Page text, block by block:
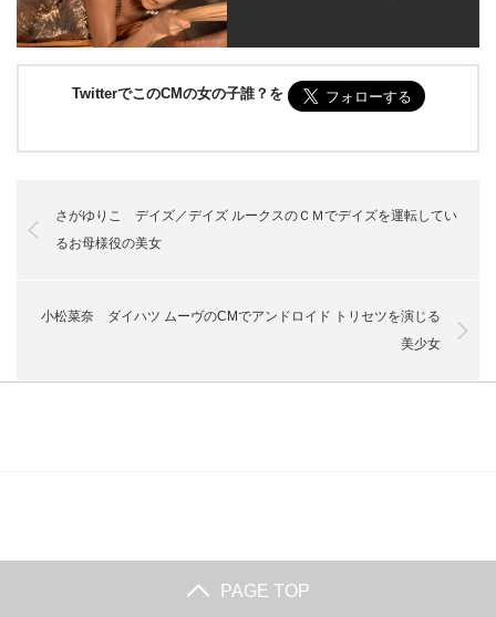
TwitterでこのCMの女の子誰？を
さがゆりこ デイズ／デイズ ルークスのＣＭでデイズを運転してい
るお母様役の美女
小松菜奈 ダイハツ ムーヴのCMでアンドロイド トリセツを演じる
美少女
PAGE TOP